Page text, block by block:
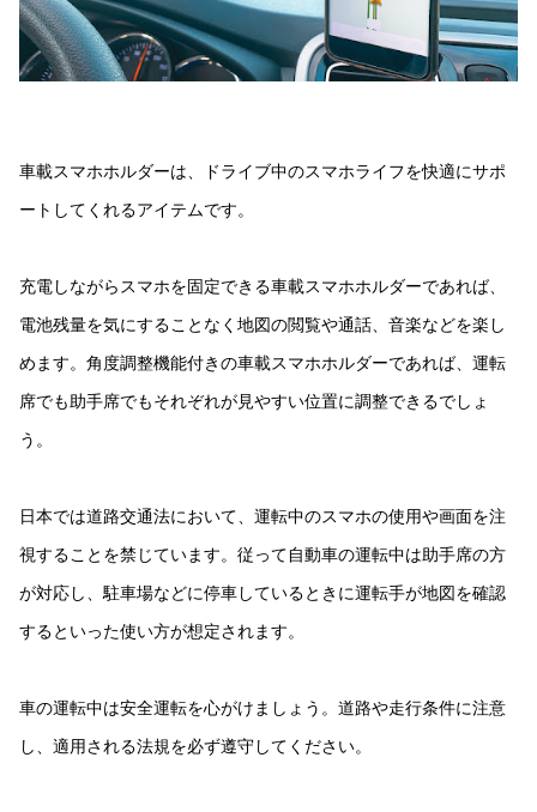
車載スマホホルダーは、ドライブ中のスマホライフを快適にサポ
ートしてくれるアイテムです。
充電しながらスマホを固定できる車載スマホホルダーであれば、
電池残量を気にすることなく地図の閲覧や通話、音楽などを楽し
めます。角度調整機能付きの車載スマホホルダーであれば、運転
席でも助手席でもそれぞれが見やすい位置に調整できるでしょ
う。
日本では道路交通法において、運転中のスマホの使用や画面を注
視することを禁じています。従って自動車の運転中は助手席の方
が対応し、駐車場などに停車しているときに運転手が地図を確認
するといった使い方が想定されます。
車の運転中は安全運転を心がけましょう。道路や走行条件に注意
し、適用される法規を必ず遵守してください。